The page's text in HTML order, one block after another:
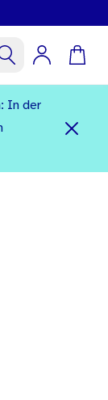
In der